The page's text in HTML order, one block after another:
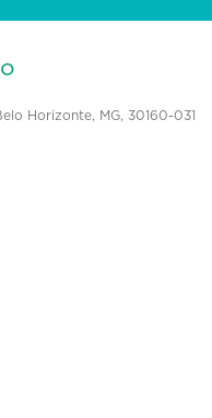
Horizonte, MG, 30160-031